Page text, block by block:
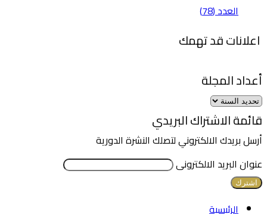
العدد (78)
اعلانات قد تهمك
أعداد المجلة
قائمة الاشتراك البريدي
أرسل بريدك الالكتروني لتصلك النشرة الدورية
عنوان البريد الالكترونى
الرئيسية